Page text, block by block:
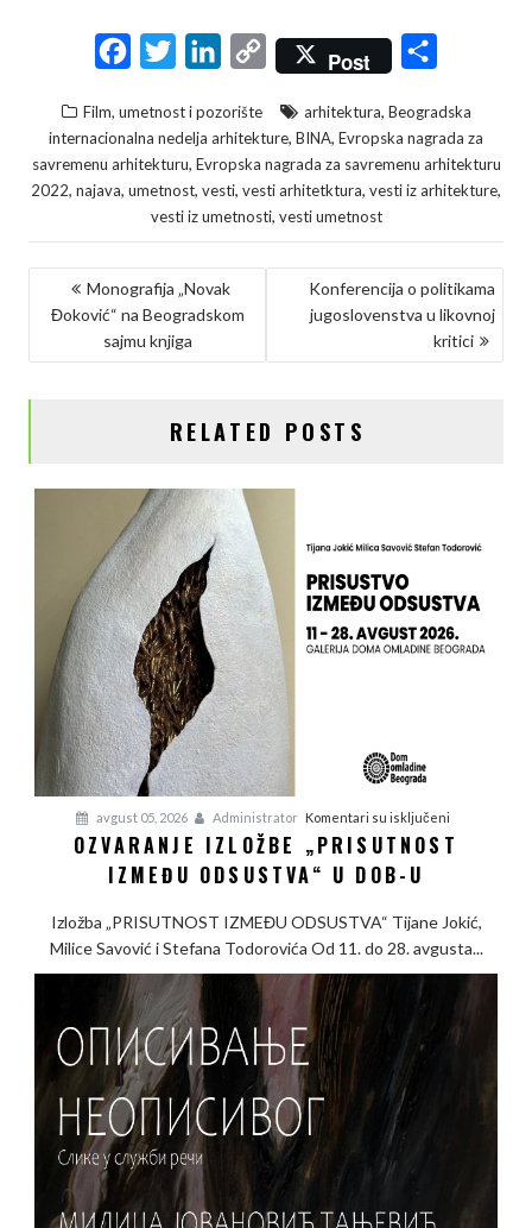
c
e
b
o
k
i
t
t
e
r
n
k
e
d
I
n
C
y
L
i
n
Post
a
r
e
Film, umetnost i pozorište arhitektura, Beogradska
internacionalna nedelja arhitekture, BINA, Evropska nagrada za
savremenu arhitekturu, Evropska nagrada za savremenu arhitekturu
2022, najava, umetnost, vesti, vesti arhitetktura, vesti iz arhitekture,
vesti iz umetnosti, vesti umetnost
KRETANJE
ČLANKA
Monografija „Novak
Đoković“ na Beogradskom
sajmu knjiga
Konferencija o politikama
jugoslovenstva u likovnoj
kritici
RELATED POSTS
avgust 05, 2026 Administrator Komentari su isključenina
Ozvaranje
između
odsustva“
u
OZVARANJE IZLOŽBE „PRISUTNOST
IZMEĐU ODSUSTVA“ U DOB-U
Izložba „PRISUTNOST IZMEĐU ODSUSTVA“ Tijane Jokić,
Milice Savović i Stefana Todorovića Od 11. do 28. avgusta...